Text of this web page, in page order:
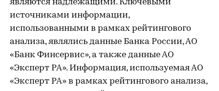
являются надлежащими. Ключевыми
источниками информации,
использованными в рамках рейтингового
анализа, являлись данные Банка России, АО
«Банк Финсервис», а также данные АО
«Эксперт РА». Информация, используемая АО
«Эксперт РА» в рамках рейтингового анализа,